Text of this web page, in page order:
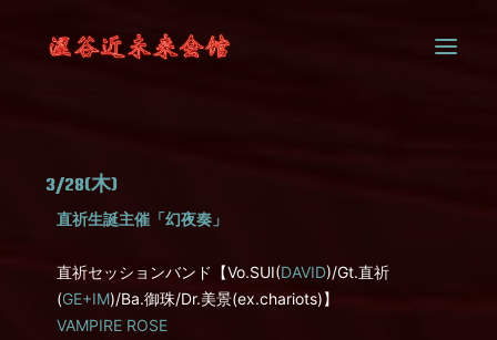
CONTACT3/28(木)
直祈生誕主催「幻夜奏」
直祈セッションバンド【Vo.SUI(DAVID)/Gt.直祈
(GE+IM)/Ba.御珠/Dr.美景(ex.chariots)】
VAMPIRE ROSE